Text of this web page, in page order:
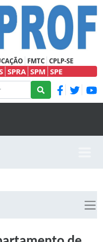
FMTC CPLP-SE
SPRA SPM SPE